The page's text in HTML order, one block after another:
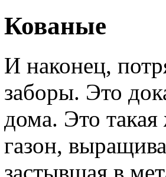
Кованые
И наконец,
заборы. Это
дома. Это
газон,